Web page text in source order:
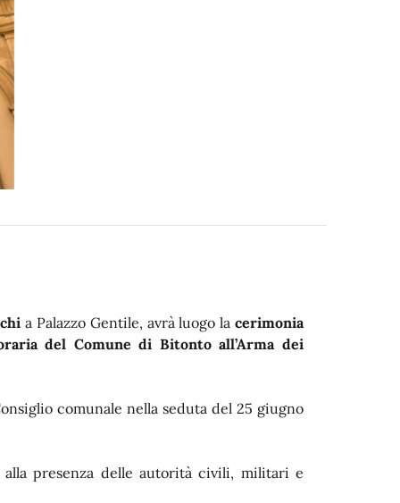
a Palazzo Gentile, avrà luogo lacerimonia
del Comune di Bitonto all’Arma dei
comunale nella seduta del 25 giugno
presenza delle autorità civili, militari e